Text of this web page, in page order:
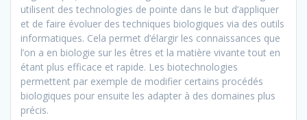
utilisent des technologies de pointe dans le but d’appliquer
et de faire évoluer des techniques biologiques via des outils
informatiques. Cela permet d’élargir les connaissances que
l’on a en biologie sur les êtres et la matière vivante tout en
étant plus efficace et rapide. Les biotechnologies
permettent par exemple de modifier certains procédés
biologiques pour ensuite les adapter à des domaines plus
précis.